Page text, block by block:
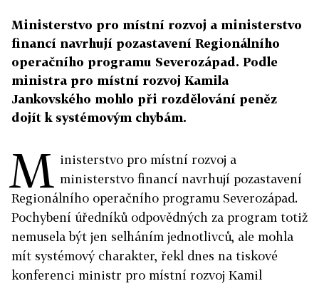
Ministerstvo pro místní rozvoj a ministerstvo
financí navrhují pozastavení Regionálního
operačního programu Severozápad. Podle
ministra pro místní rozvoj Kamila
Jankovského mohlo při rozdělování peněz
dojít k systémovým chybám.
M inisterstvo pro místní rozvoj a
ministerstvo financí navrhují pozastavení
Regionálního operačního programu Severozápad.
Pochybení úředníků odpovědných za program totiž
nemusela být jen selháním jednotlivců, ale mohla
mít systémový charakter, řekl dnes na tiskové
konferenci ministr pro místní rozvoj Kamil